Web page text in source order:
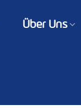
Über Uns